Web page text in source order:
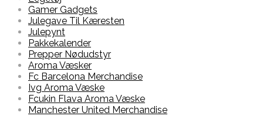
Gamer Gadgets
Julegave Til Kæresten
Julepynt
Pakkekalender
Prepper Nødudstyr
Aroma Væsker
Fc Barcelona Merchandise
Ivg Aroma Væske
Fcukin Flava Aroma Væske
Manchester United Merchandise